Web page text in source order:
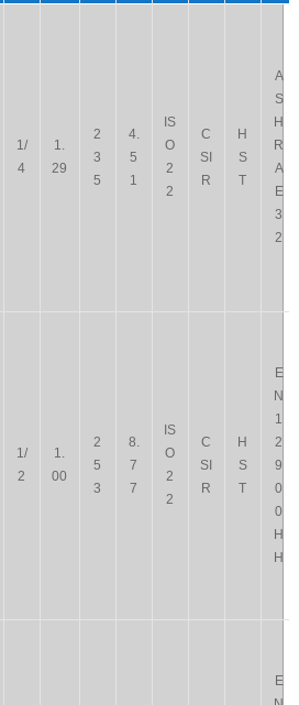
1/
4
1.
29
2
3
5
4.
5
1
IS
O
2
2
C
SI
R
H
S
T
A
S
H
R
A
E
3
2
1/
2
1.
00
2
5
3
8.
7
7
IS
O
2
2
C
SI
R
H
S
T
E
N
1
2
9
0
0
H
H
E